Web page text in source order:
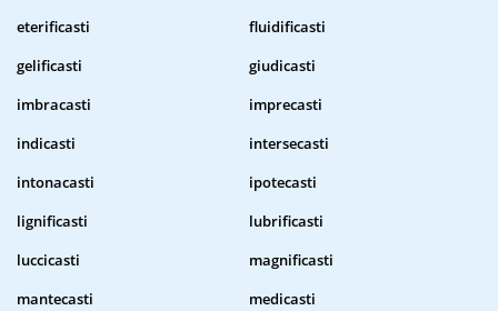
eterificasti
fluidificasti
gelificasti
giudicasti
imbracasti
imprecasti
indicasti
intersecasti
intonacasti
ipotecasti
lignificasti
lubrificasti
luccicasti
magnificasti
mantecasti
medicasti